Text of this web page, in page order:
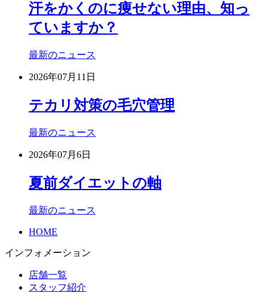
汗をかくのに痩せない理由、知っ
ていますか？
最新のニュース
2026年07月11日
テカリ対策の毛穴管理
最新のニュース
2026年07月6日
夏前ダイエットの軸
最新のニュース
HOME
インフォメーション
店舗一覧
スタッフ紹介